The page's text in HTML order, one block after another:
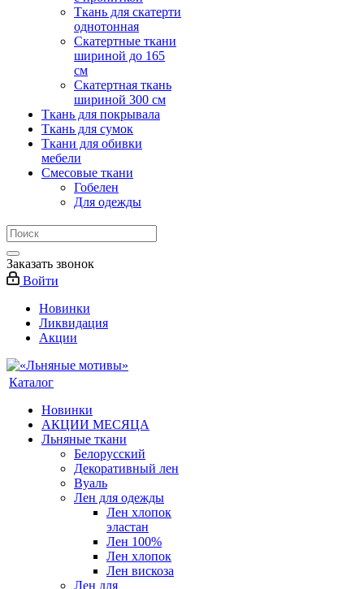
Ткань для скатерти
однотонная
Скатертные ткани
шириной до 165
см
Скатертная ткань
шириной 300 см
Ткань для покрывала
Ткань для сумок
Ткани для обивки
мебели
Смесовые ткани
Гобелен
Для одежды
Заказать звонок
Войти
Новинки
Ликвидация
Акции
Каталог
Новинки
АКЦИИ МЕСЯЦА
Льняные ткани
Белорусский
Декоративный лен
Вуаль
Лен для одежды
Лен хлопок
эластан
Лен 100%
Лен хлопок
Лен вискоза
Лен для